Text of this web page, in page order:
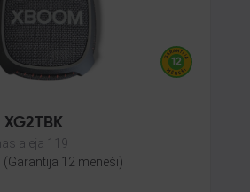
XG2TBK
aleja 119
12 mēneši)